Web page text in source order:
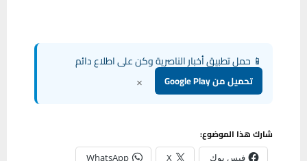
📱 حمل تطبيق أخبار الناصرية وكن على اطلاع دائم
تحميل من Google Play ×
شارك هذا الموضوع:
فيس بوك X
WhatsApp